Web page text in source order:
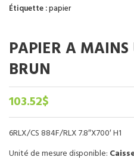
Étiquette :papier
PAPIER A
BRUN
103.52$
6RLX/CS 884F/RLX 7.8″X700′ H1
Unité de mesure disponible: